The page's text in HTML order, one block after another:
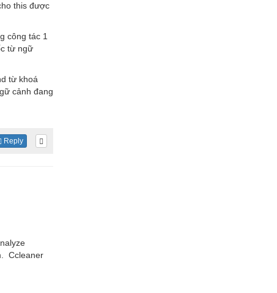
this được
công tác 1
từ ngữ
từ khoá
cảnh đang
Reply
Ccleaner